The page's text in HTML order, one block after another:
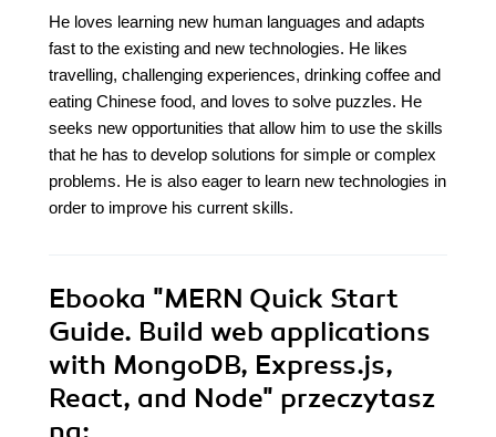
He loves learning new human languages and adapts
fast to the existing and new technologies. He likes
travelling, challenging experiences, drinking coffee and
eating Chinese food, and loves to solve puzzles. He
seeks new opportunities that allow him to use the skills
that he has to develop solutions for simple or complex
problems. He is also eager to learn new technologies in
order to improve his current skills.
Ebooka "MERN Quick Start
Guide. Build web applications
with MongoDB, Express.js,
React, and Node" przeczytasz